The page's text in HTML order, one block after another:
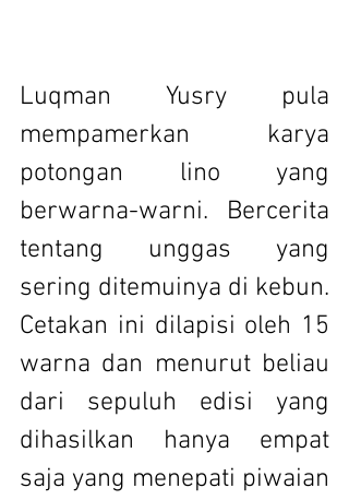
Luqman Yusry pula
mempamerkan karya
potongan lino yang
berwarna-warni. Bercerita
tentang unggas yang
sering ditemuinya di kebun.
Cetakan ini dilapisi oleh 15
warna dan menurut beliau
dari sepuluh edisi yang
dihasilkan hanya empat
saja yang menepati piwaian